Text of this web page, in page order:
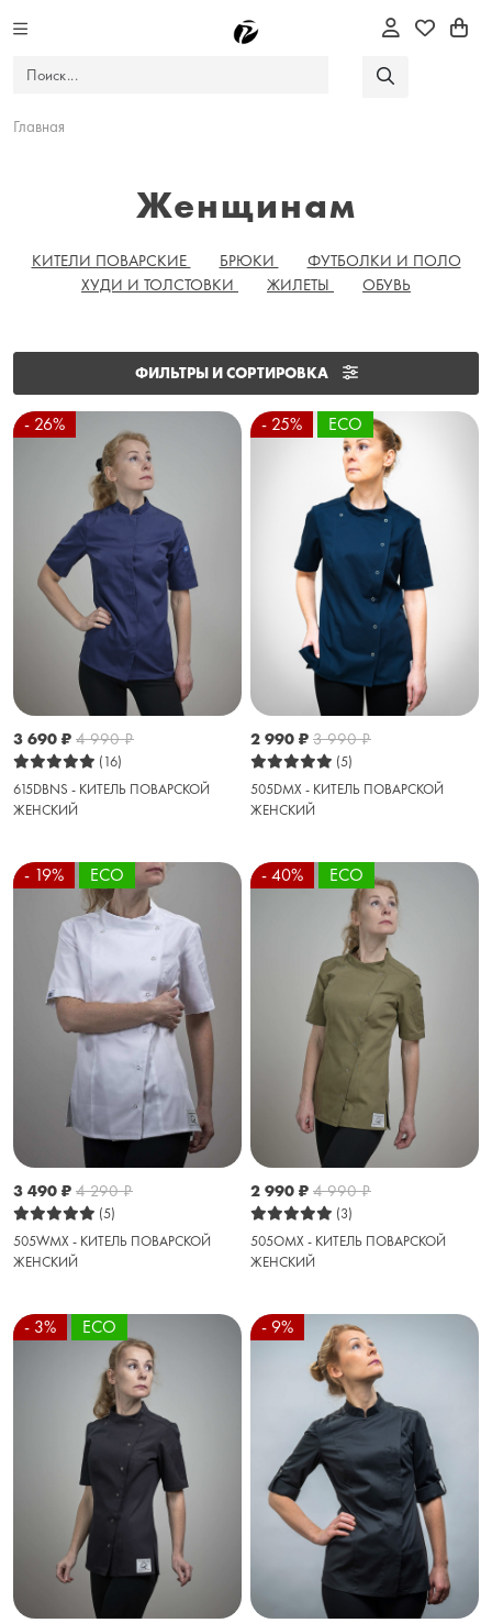
Главная
Женщинам
КИТЕЛИ ПОВАРСКИЕ БРЮКИ
ФУТБОЛКИ И ПОЛО
ХУДИ И ТОЛСТОВКИ
ЖИЛЕТЫ ОБУВЬ
ФИЛЬТРЫ И СОРТИРОВКА
- 26%
3 690 ₽ 4 990₽
(16)
615DBNS - КИТЕЛЬ ПОВАРСКОЙ
ЖЕНСКИЙ
- 25% ECO
2 990 ₽ 3 990₽
(5)
505DMX - КИТЕЛЬ ПОВАРСКОЙ
ЖЕНСКИЙ
- 19% ECO
3 490 ₽ 4 290₽
(5)
505WMX - КИТЕЛЬ ПОВАРСКОЙ
ЖЕНСКИЙ
- 40% ECO
2 990 ₽ 4 990₽
(3)
505OMX - КИТЕЛЬ ПОВАРСКОЙ
ЖЕНСКИЙ
- 3% ECO - 9%